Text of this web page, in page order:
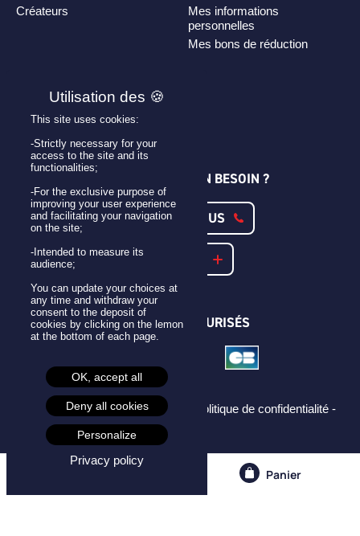
Panier
Créateurs
Mes informations
personnelles
Mes bons de réduction
PLAN DE SITE
Personnaliser son badge
UNE QUESTION ? UN BESOIN ?
CONTACTEZ-NOUS
NOTRE FAQ
PAIEMENTS SÉCURISÉS
Mentions légales -CGU - CGV -
Politique de confidentialité -
Cookies -
This site uses cookies:
-Strictly necessary for your
access to the site and its
functionalities;
-For the exclusive purpose of
improving your user experience
and facilitating your navigation
on the site;
-Intended to measure its
audience;
You can update your choices at
any time and withdraw your
consent to the deposit of
cookies by clicking on the lemon
at the bottom of each page.
OK, accept all
Deny all cookies
Personalize
Privacy policy